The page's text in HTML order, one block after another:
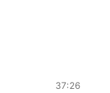
37:26